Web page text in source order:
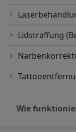
Lidstraffung
Wie